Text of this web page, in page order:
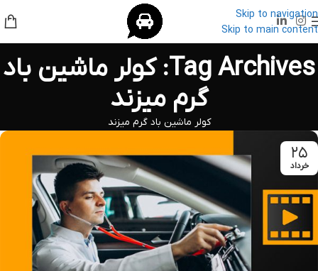
Skip to navigation
Skip to main content
Tag Archives: کولر ماشین باد
گرم میزند
کولر ماشین باد گرم میزند
۲۵
خرداد